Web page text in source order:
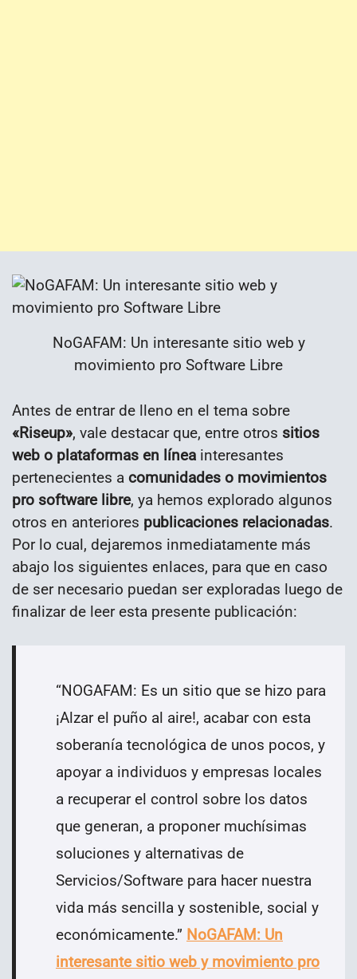
NoGAFAM: Un interesante sitio web y
movimiento pro Software Libre
Antes de entrar de lleno en el tema sobre
«Riseup», vale destacar que, entre otros sitios
web o plataformas en línea interesantes
pertenecientes a comunidades o movimientos
pro software libre, ya hemos explorado algunos
otros en anteriores publicaciones relacionadas.
Por lo cual, dejaremos inmediatamente más
abajo los siguientes enlaces, para que en caso
de ser necesario puedan ser exploradas luego de
finalizar de leer esta presente publicación:
“NOGAFAM: Es un sitio que se hizo para
¡Alzar el puño al aire!, acabar con esta
soberanía tecnológica de unos pocos, y
apoyar a individuos y empresas locales
a recuperar el control sobre los datos
que generan, a proponer muchísimas
soluciones y alternativas de
Servicios/Software para hacer nuestra
vida más sencilla y sostenible, social y
económicamente.” NoGAFAM: Un
interesante sitio web y movimiento pro